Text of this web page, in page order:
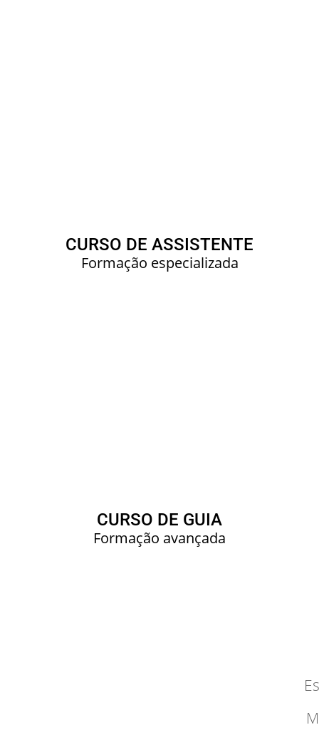
CURSO DE ASSISTENTE
Formação especializada
CURSO DE GUIA
Formação avançada